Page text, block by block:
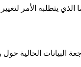
يتطلبه الأمر
الحالية حول